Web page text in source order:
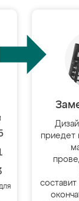
приедет